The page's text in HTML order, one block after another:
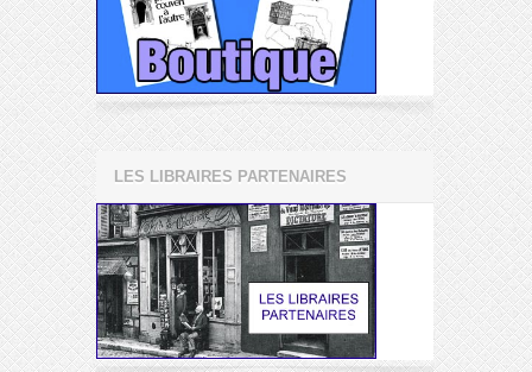
LES LIBRAIRES PARTENAIRES